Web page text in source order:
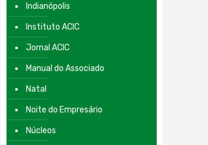
Indianópolis
Instituto ACIC
Jornal ACIC
Manual do Associado
Natal
Noite do Empresário
Núcleos